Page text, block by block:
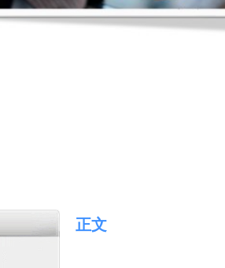
正文